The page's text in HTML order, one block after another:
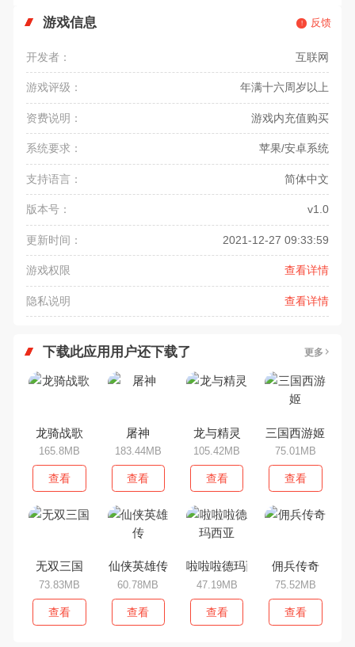
游戏信息 反馈
开发者： 互联网
游戏评级： 年满十六周岁以上
资费说明： 游戏内充值购买
系统要求： 苹果/安卓系统
支持语言： 简体中文
版本号： v1.0
更新时间： 2021-12-27 09:33:59
游戏权限 查看详情
隐私说明 查看详情
下载此应用用户还下载了 更多
龙骑战歌
165.8MB
查看
屠神
183.44MB
查看
龙与精灵
105.42MB
查看
三国西游姬
75.01MB
查看
无双三国
73.83MB
查看
仙侠英雄传
60.78MB
查看
啦啦啦德玛西亚
47.19MB
查看
佣兵传奇
75.52MB
查看